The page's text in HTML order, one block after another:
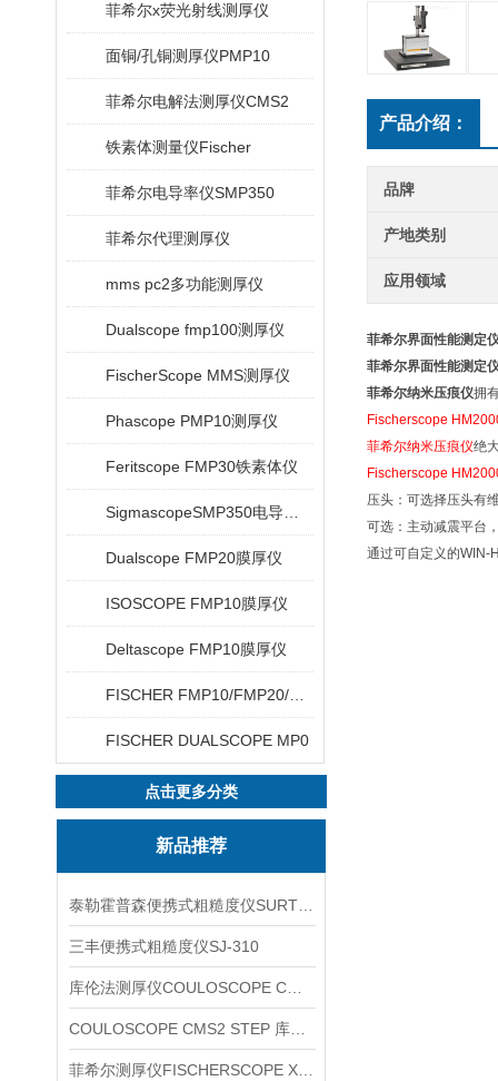
菲希尔x荧光射线测厚仪
面铜/孔铜测厚仪PMP10
菲希尔电解法测厚仪CMS2
铁素体测量仪Fischer
菲希尔电导率仪SMP350
菲希尔代理测厚仪
mms pc2多功能测厚仪
Dualscope fmp100测厚仪
FischerScope MMS测厚仪
Phascope PMP10测厚仪
Feritscope FMP30铁素体仪
Dualscope FMP20膜厚仪
ISOSCOPE FMP10膜厚仪
Deltascope FMP10膜厚仪
FISCHER DUALSCOPE MP0
点击更多分类
新品推荐
三丰便携式粗糙度仪SJ-310
产品介绍：
品牌
产地类别
应用领域
菲希尔界面性能测定
菲希尔界面性能测定
菲希尔纳米压痕仪拥
Fischerscope
菲希尔纳米压痕仪绝
Fischerscope
压头：可选择压头有
可选：主动减震平台
通过可自定义的WIN-